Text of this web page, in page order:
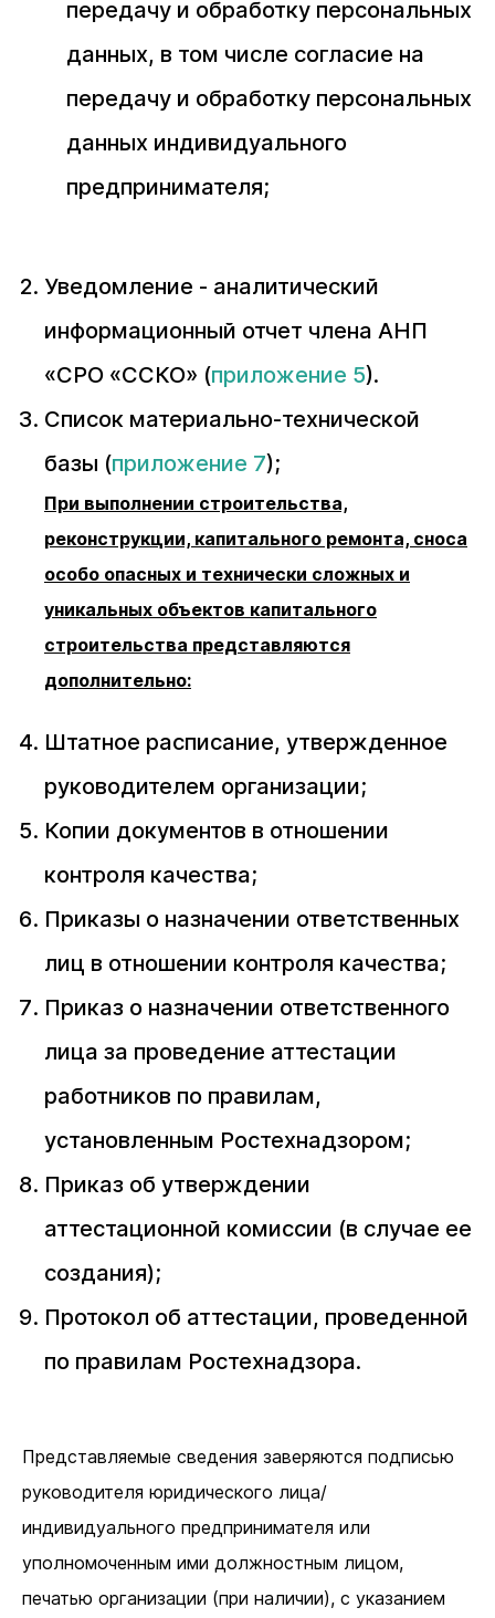
передачу и обработку персональных
данных, в том числе согласие на
передачу и обработку персональных
данных индивидуального
предпринимателя;
Уведомление - аналитический
информационный отчет члена АНП
«СРО «ССКО» (приложение 5).
Список материально-технической
базы (приложение 7);
При выполнении строительства,
реконструкции, капитального ремонта, сноса
особо опасных и технически сложных и
уникальных объектов капитального
строительства представляются
дополнительно:
Штатное расписание, утвержденное
руководителем организации;
Копии документов в отношении
контроля качества;
Приказы о назначении ответственных
лиц в отношении контроля качества;
Приказ о назначении ответственного
лица за проведение аттестации
работников по правилам,
установленным Ростехнадзором;
Приказ об утверждении
аттестационной комиссии (в случае ее
создания);
Протокол об аттестации, проведенной
по правилам Ростехнадзора.
Представляемые сведения заверяются подписью
руководителя юридического лица/
индивидуального предпринимателя или
уполномоченным ими должностным лицом,
печатью организации (при наличии), с указанием